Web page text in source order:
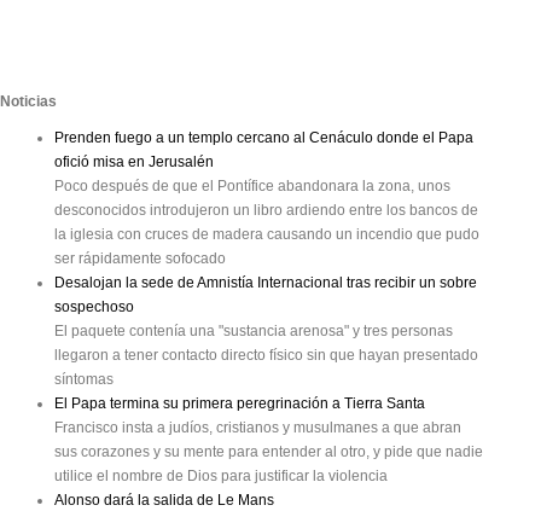
Noticias
Prenden fuego a un templo cercano al Cenáculo donde el Papa
ofició misa en Jerusalén
Poco después de que el Pontífice abandonara la zona, unos
desconocidos introdujeron un libro ardiendo entre los bancos de
la iglesia con cruces de madera causando un incendio que pudo
ser rápidamente sofocado
Desalojan la sede de Amnistía Internacional tras recibir un sobre
sospechoso
El paquete contenía una "sustancia arenosa" y tres personas
llegaron a tener contacto directo físico sin que hayan presentado
síntomas
El Papa termina su primera peregrinación a Tierra Santa
Francisco insta a judíos, cristianos y musulmanes a que abran
sus corazones y su mente para entender al otro, y pide que nadie
utilice el nombre de Dios para justificar la violencia
Alonso dará la salida de Le Mans